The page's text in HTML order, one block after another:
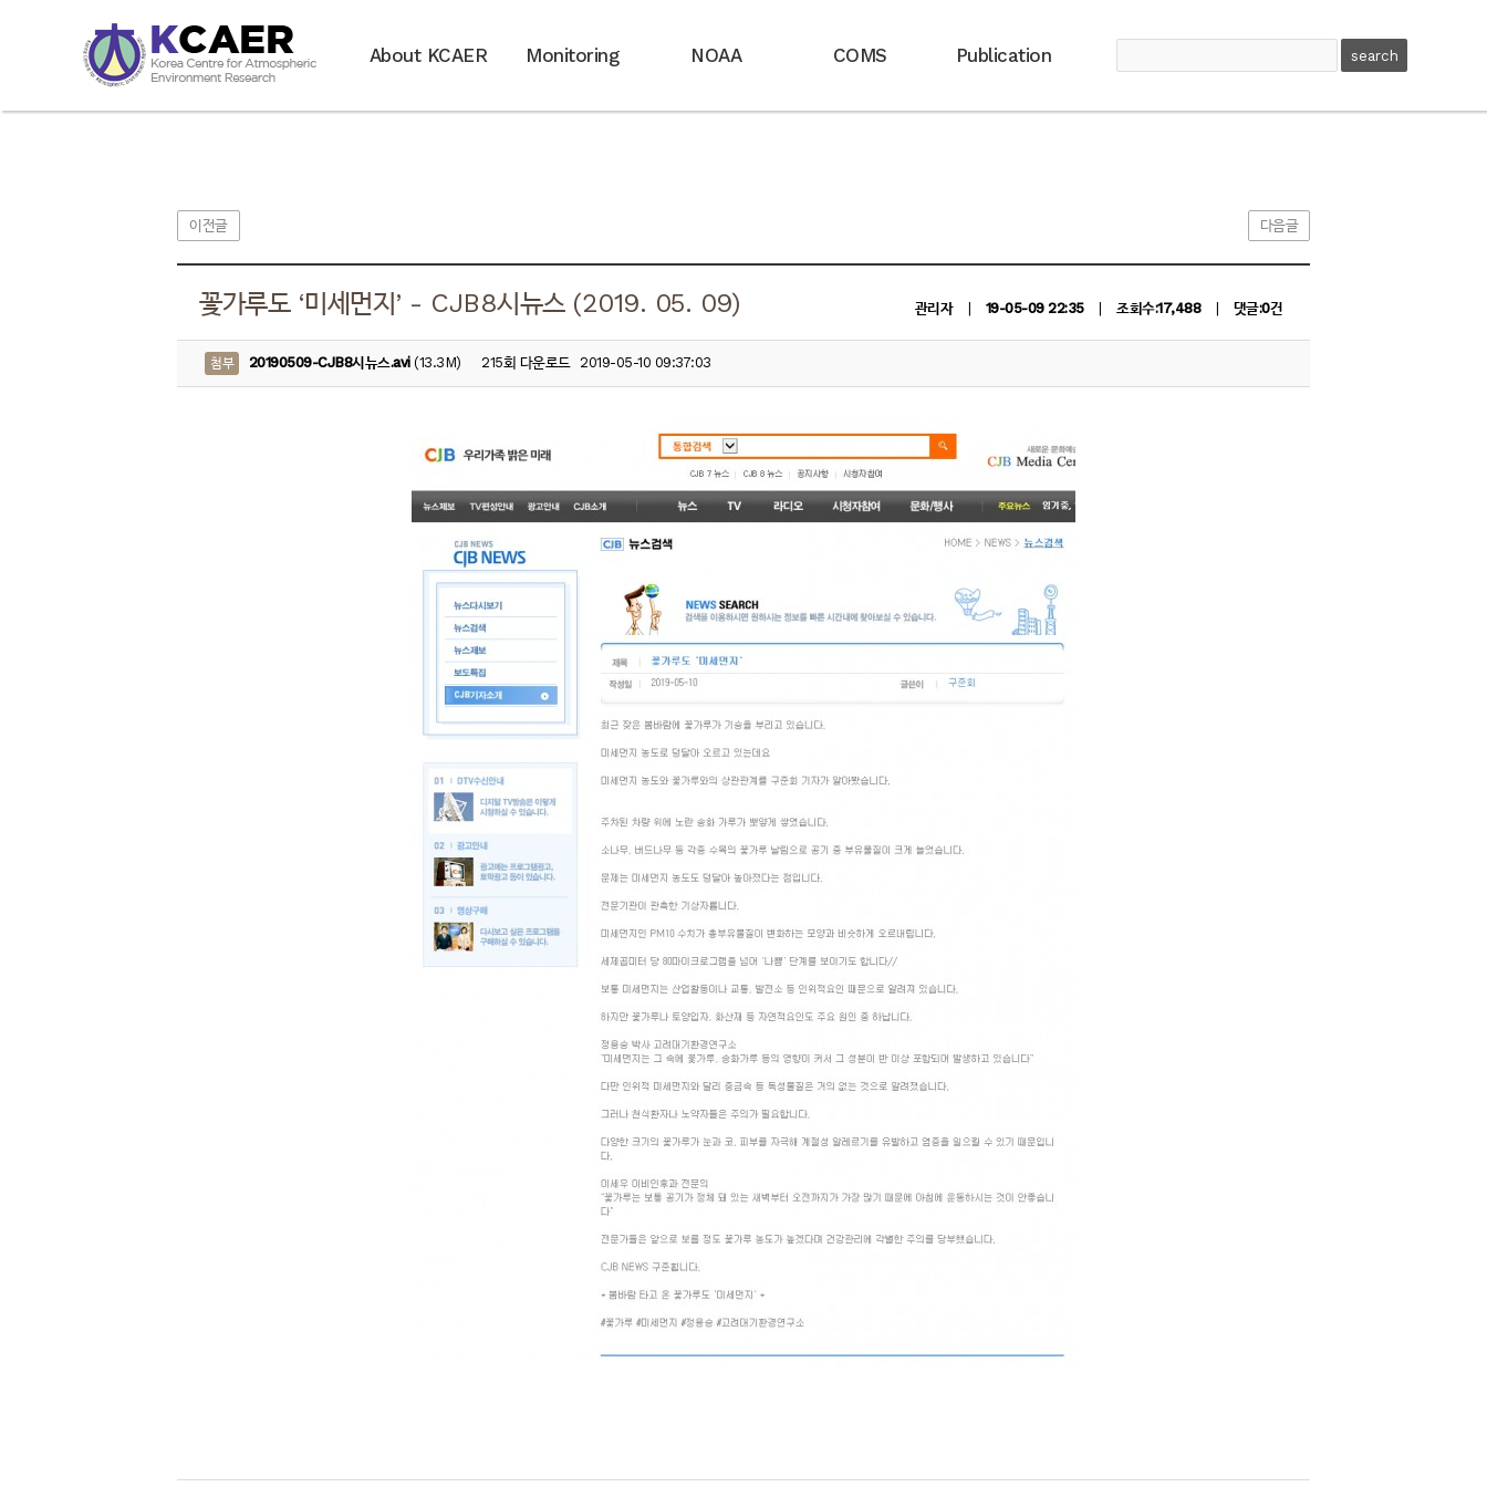
About KCAER Monitoring NOAA COMS Publication
이전글 다음글
꽃가루도 ‘미세먼지’ - CJB8시뉴스 (2019. 05. 09) 관리자 19-05-09 22:35 조회수:17,488 댓글:0건
첨부 20190509-CJB8시뉴스.avi(13.3M) 215회 다운로드 2019-05-10 09:37:03